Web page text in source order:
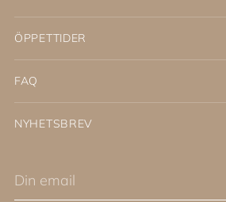
ÖPPETTIDER
FAQ
NYHETSBREV
Din